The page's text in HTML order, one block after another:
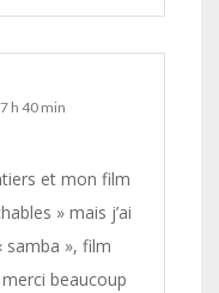
h 40 min
et mon film
» mais j’ai
samba », film
merci beaucoup